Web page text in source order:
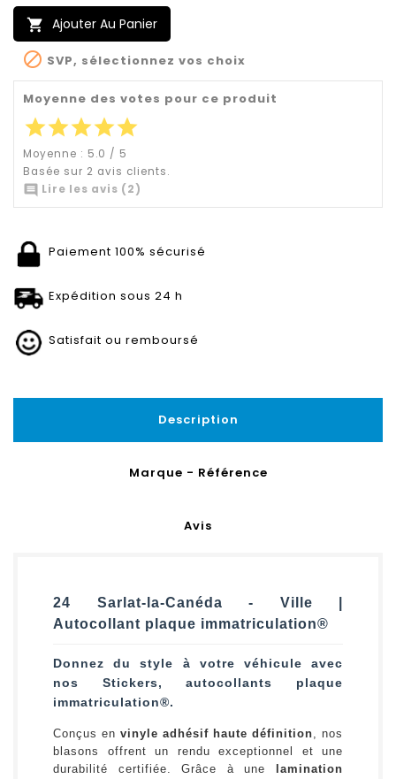
 Ajouter Au Panier
 SVP, sélectionnez vos choix
Moyenne des votes pour ce produit
starstarstarstarstar
Moyenne : 5.0 / 5
Basée sur 2 avis clients.
 Lire les avis (2)
Paiement 100% sécurisé
Expédition sous 24 h
Satisfait ou remboursé
Description
Marque - Référence
Avis
24 Sarlat-la-Canéda - Ville |
Autocollant plaque immatriculation®
Donnez du style à votre véhicule avec
nos Stickers, autocollants plaque
immatriculation®.
Conçus en vinyle adhésif haute définition, nos
blasons offrent un rendu exceptionnel et une
durabilité certifiée. Grâce à une
lamination